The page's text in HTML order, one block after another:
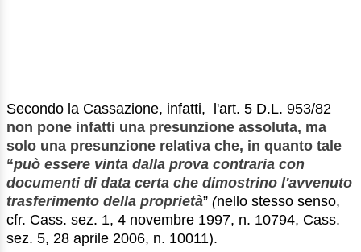
Secondo la Cassazione, infatti, l'art. 5 D.L. 953/82
non pone infatti una presunzione assoluta, ma
solo una presunzione relativa che, in quanto tale
“può essere vinta dalla prova contraria con
documenti di data certa che dimostrino l'avvenuto
trasferimento della proprietà” (nello stesso senso,
cfr. Cass. sez. 1, 4 novembre 1997, n. 10794, Cass.
sez. 5, 28 aprile 2006, n. 10011).